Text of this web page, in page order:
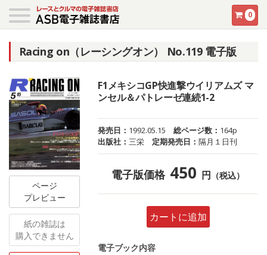
0
Racing on（レーシングオン） No.119 電子版
ページ
プレビュー
紙の雑誌は
購入できません
F1メキシコGP快進撃ウイリアムズ マ
ンセル＆パトレーゼ連続1-2
発売日： 1992.05.15 総ページ数： 164p
出版社：三栄 定期発売日：隔月１日刊
電子版価格 450 円 （税込）
カートに追加
電子ブック内容